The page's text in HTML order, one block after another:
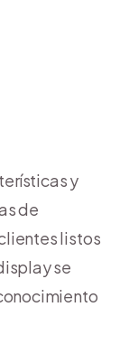
y
de
listos
se